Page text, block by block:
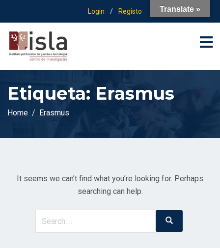
Login / Registo
Etiqueta: Erasmus
Home Erasmus
It seems we can’t find what you’re looking for. Perhaps
searching can help.
Search
Translate »